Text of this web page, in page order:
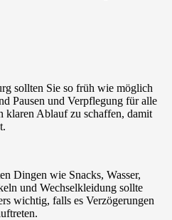
sollten Sie so früh wie möglich
Pausen und Verpflegung für alle
klaren Ablauf zu schaffen, damit
Dingen wie Snacks, Wasser,
und Wechselkleidung sollte
wichtig, falls es Verzögerungen